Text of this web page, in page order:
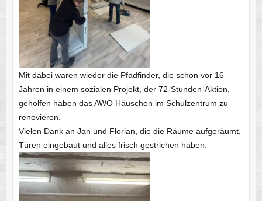
Mit dabei waren wieder die Pfadfinder, die schon vor 16
Jahren in einem sozialen Projekt, der 72-Stunden-Aktion,
geholfen haben das AWO Häuschen im Schulzentrum zu
renovieren.
Vielen Dank an Jan und Florian, die die Räume aufgeräumt,
Türen eingebaut und alles frisch gestrichen haben.